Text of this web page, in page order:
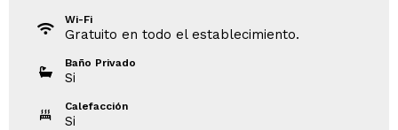
Wi-Fi
Gratuito en todo el establecimiento.
Baño Privado
Si
Calefacción
Si